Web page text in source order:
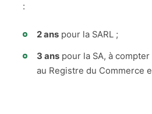
:
2 ans pour la SARL ;
3 ans pour la SA, à
au Registre du Commerce